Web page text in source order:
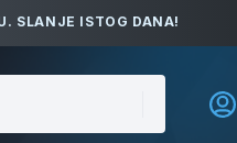
SLANJE ISTOG DANA!